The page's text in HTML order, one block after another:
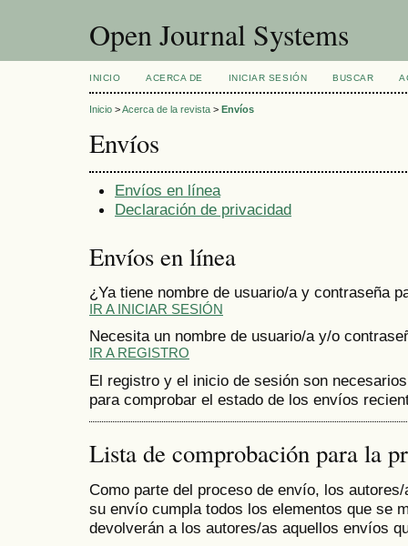
Open Journal Systems
INICIO ACERCA DE INICIAR SESIÓN BUSCAR
Inicio >Acerca de la revista > Envíos
Envíos
Envíos en línea
Declaración de privacidad
Envíos en línea
¿Ya tiene nombre de usuario/a y contraseña
IR A INICIAR SESIÓN
Necesita un nombre de usuario/a y/o
IR A REGISTRO
El registro y el inicio de sesión son
para comprobar el estado de los envíos
Lista de comprobación para la
Como parte del proceso de envío, los
su envío cumpla todos los elementos que se
devolverán a los autores/as aquellos envíos